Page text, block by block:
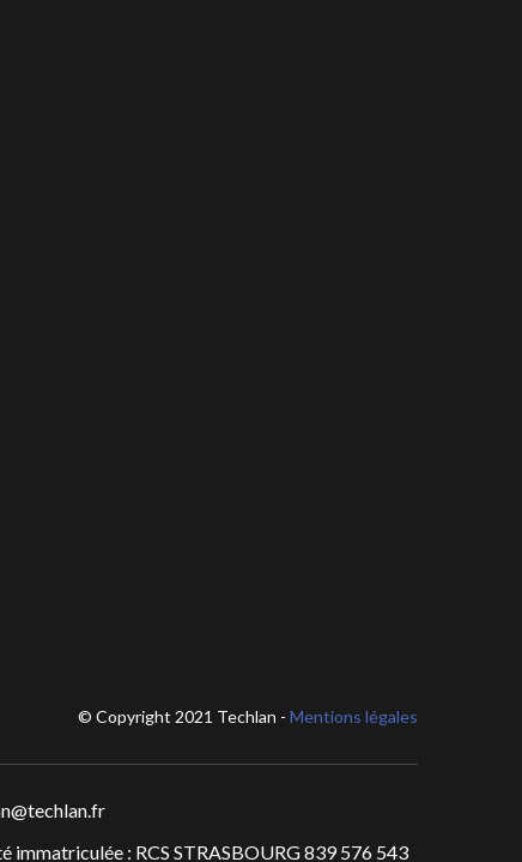
© Copyright 2021 Techlan - Mentions légales
immatriculée : RCS STRASBOURG 839 576 543